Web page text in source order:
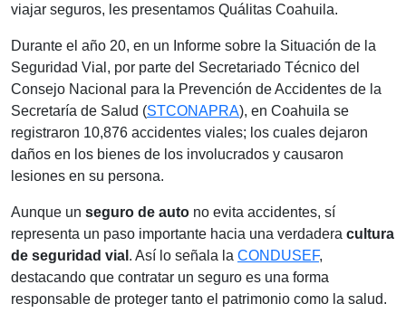
viajar seguros, les presentamos Quálitas Coahuila.
Durante el año 20, en un Informe sobre la Situación de la
Seguridad Vial, por parte del Secretariado Técnico del
Consejo Nacional para la Prevención de Accidentes de la
Secretaría de Salud (STCONAPRA), en Coahuila se
registraron 10,876 accidentes viales; los cuales dejaron
daños en los bienes de los involucrados y causaron
lesiones en su persona.
Aunque un seguro de auto no evita accidentes, sí
representa un paso importante hacia una verdadera cultura
de seguridad vial . Así lo señala la CONDUSEF,
destacando que contratar un seguro es una forma
responsable de proteger tanto el patrimonio como la salud.